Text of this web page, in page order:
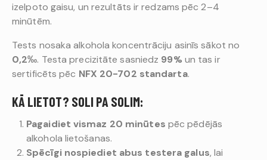
izelpoto gaisu, un rezultāts ir redzams pēc 2–4
minūtēm.
Tests nosaka alkohola koncentrāciju asinīs sākot no
0,2‰. Testa precizitāte sasniedz 99% un tas ir
sertificēts pēc NFX 20-702 standarta.
KĀ LIETOT? SOLI PA SOLIM:
Pagaidiet vismaz 20 minūtes pēc pēdējās
alkohola lietošanas.
Spēcīgi nospiediet abus testera galus, lai